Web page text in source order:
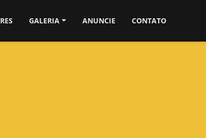
GALERIA ANUNCIE CONTATO